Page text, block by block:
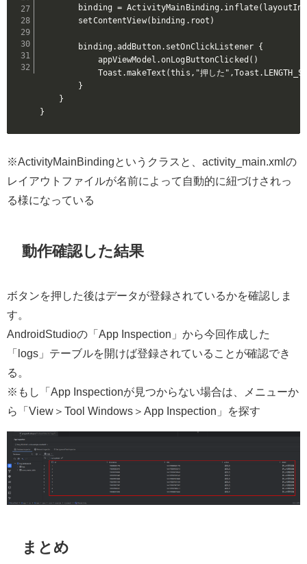
binding =
        setContentView(binding.root)
        binding.addButton.setOnClickListener {
            appViewModel.onLogButtonClicked()
Toast.makeText(this,"押した
        }
    }
}
※ActivityMainBindingというクラスと、activity_main.xmlの
レイアウトファイルが名前によって自動的に紐づけされっ
る様になっている
動作確認した結果
ボタンを押した後はデータが登録されているかを確認しま
す。
AndroidStudioの「App Inspection」から今回作成した
「logs」テーブルを開けば登録されていることが確認でき
る。
※もし「App Inspectionが見つからない場合は、メニューか
ら「View＞Tool Windows＞App Inspection」を探す
まとめ